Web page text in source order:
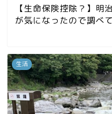
【生命保険控除？】明
が気になったので調べ
生活